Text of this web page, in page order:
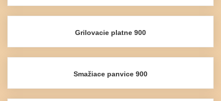
Grilovacie platne 900
Smažiace panvice 900